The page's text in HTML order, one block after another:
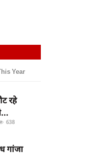
Year
रहे
638
गांजा